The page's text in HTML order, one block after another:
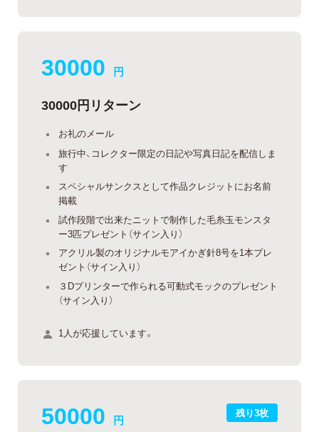
30000 円
30000円リターン
お礼のメール
旅行中、コレクター限定の日記や写真日記を配信しま
す
スペシャルサンクスとして作品クレジットにお名前
掲載
試作段階で出来たニットで制作した毛糸玉モンスタ
ー3匹プレゼント（サイン入り）
アクリル製のオリジナルモアイかぎ針8号を1本プレ
ゼント（サイン入り）
３Dプリンターで作られる可動式モックのプレゼント
（サイン入り）
1人が応援しています。
残り3枚
50000 円